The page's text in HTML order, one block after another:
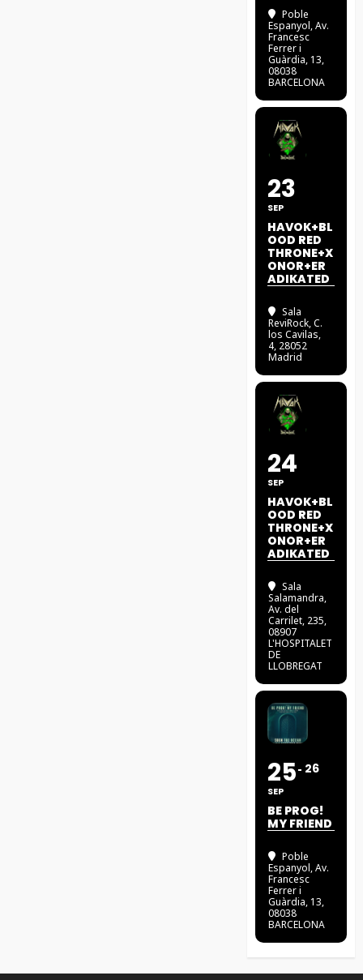
Poble
Espanyol, Av.
Francesc
Ferrer i
Guàrdia, 13,
08038
BARCELONA
23
SEP
HAVOK+BL
OOD RED
THRONE+X
ONOR+ER
ADIKATED
Sala
ReviRock, C.
los Cavilas,
4, 28052
Madrid
24
SEP
HAVOK+BL
OOD RED
THRONE+X
ONOR+ER
ADIKATED
Sala
Salamandra,
Av. del
Carrilet, 235,
08907
L'HOSPITALET
DE
LLOBREGAT
25
SEP
26
BE PROG!
MY FRIEND
Poble
Espanyol, Av.
Francesc
Ferrer i
Guàrdia, 13,
08038
BARCELONA